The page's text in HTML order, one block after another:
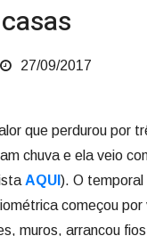
27/09/2017
que perdurou por
chuva e ela veio
AQUI ). O
começou
muros, arrancou